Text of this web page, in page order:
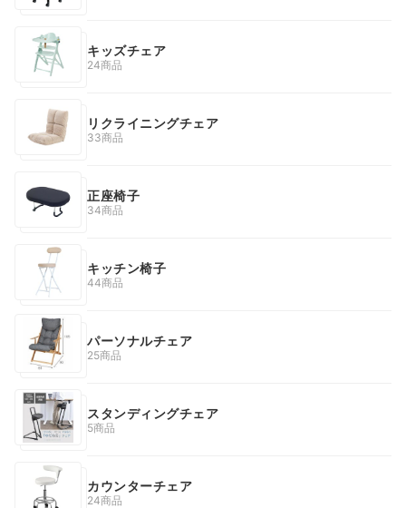
キッズチェア
24商品
リクライニングチェア
33商品
正座椅子
34商品
キッチン椅子
44商品
パーソナルチェア
25商品
スタンディングチェア
5商品
カウンターチェア
24商品